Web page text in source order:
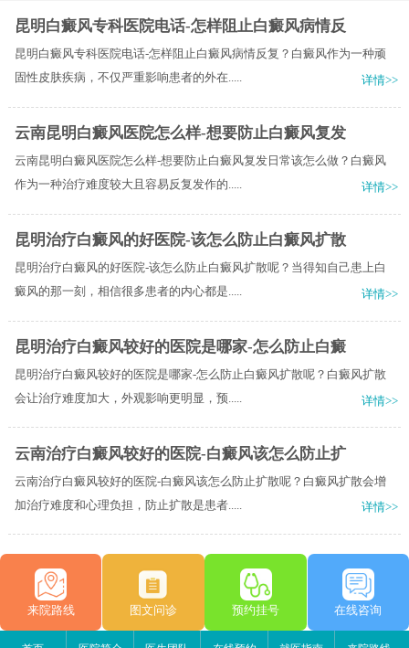
昆明白癜风专科医院电话-怎样阻止白癜风病情反
昆明白癜风专科医院电话-怎样阻止白癜风病情反复？白癜风作为一种顽
固性皮肤疾病，不仅严重影响患者的外在.....
详情>>
云南昆明白癜风医院怎么样-想要防止白癜风复发
云南昆明白癜风医院怎么样-想要防止白癜风复发日常该怎么做？白癜风
作为一种治疗难度较大且容易反复发作的.....
详情>>
昆明治疗白癜风的好医院-该怎么防止白癜风扩散
昆明治疗白癜风的好医院-该怎么防止白癜风扩散呢？当得知自己患上白
癜风的那一刻，相信很多患者的内心都是.....
详情>>
昆明治疗白癜风较好的医院是哪家-怎么防止白癜
昆明治疗白癜风较好的医院是哪家-怎么防止白癜风扩散呢？白癜风扩散
会让治疗难度加大，外观影响更明显，预.....
详情>>
云南治疗白癜风较好的医院-白癜风该怎么防止扩
云南治疗白癜风较好的医院-白癜风该怎么防止扩散呢？白癜风扩散会增
加治疗难度和心理负担，防止扩散是患者.....
详情>>
来院路线 图文问诊 预约挂号 在线咨询